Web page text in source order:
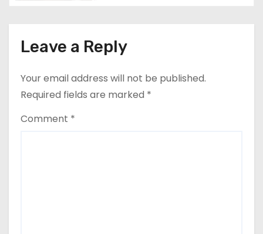
n
Leave a Reply
Your email address will not be published.
Required fields are marked *
Comment *